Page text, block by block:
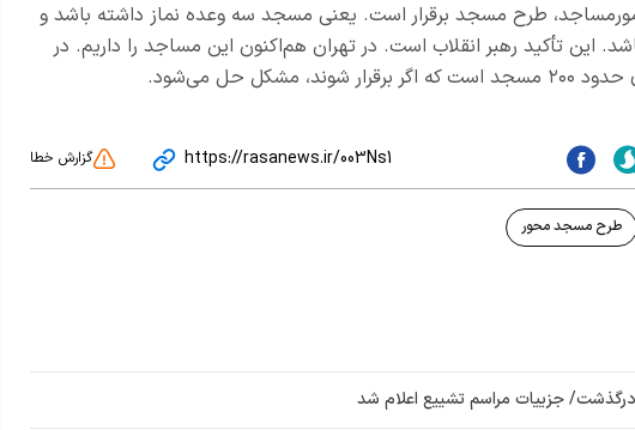
طرح مسجد برقرار است. یعنی مسجد سه وعده نماز داشته باشد و
این تأکید رهبر انقلاب است. در تهران هم‌اکنون این مساجد را داریم. در
حل می‌شود.
https://rasanews.ir/003Ns1 گزارش خطا
طرح مسجد محور
جزییات مراسم تشییع اعلام شد